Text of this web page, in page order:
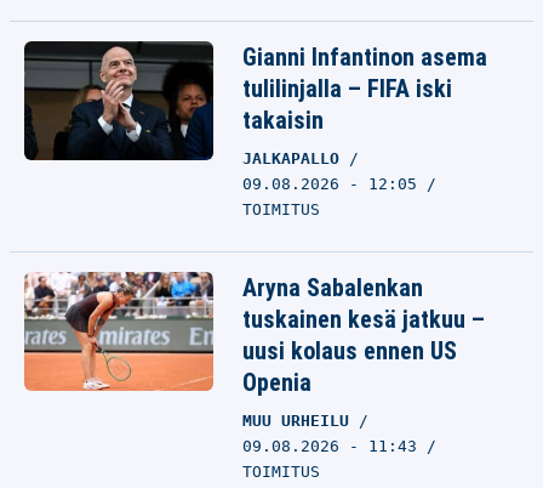
Gianni Infantinon asema
tulilinjalla – FIFA iski
takaisin
JALKAPALLO
09.08.2026 - 12:05
TOIMITUS
Aryna Sabalenkan
tuskainen kesä jatkuu –
uusi kolaus ennen US
Openia
MUU URHEILU
09.08.2026 - 11:43
TOIMITUS